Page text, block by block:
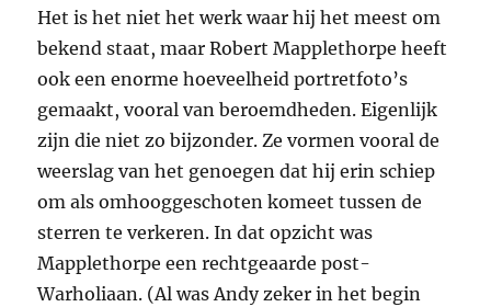
Het is het niet het werk waar hij het meest om
bekend staat, maar Robert Mapplethorpe heeft
ook een enorme hoeveelheid portretfoto’s
gemaakt, vooral van beroemdheden. Eigenlijk
zijn die niet zo bijzonder. Ze vormen vooral de
weerslag van het genoegen dat hij erin schiep
om als omhooggeschoten komeet tussen de
sterren te verkeren. In dat opzicht was
Mapplethorpe een rechtgeaarde post-
Warholiaan. (Al was Andy zeker in het begin